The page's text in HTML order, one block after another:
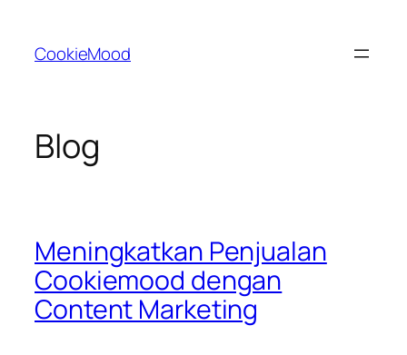
content
CookieMood
Blog
Meningkatkan Penjualan
Cookiemood dengan
Content Marketing